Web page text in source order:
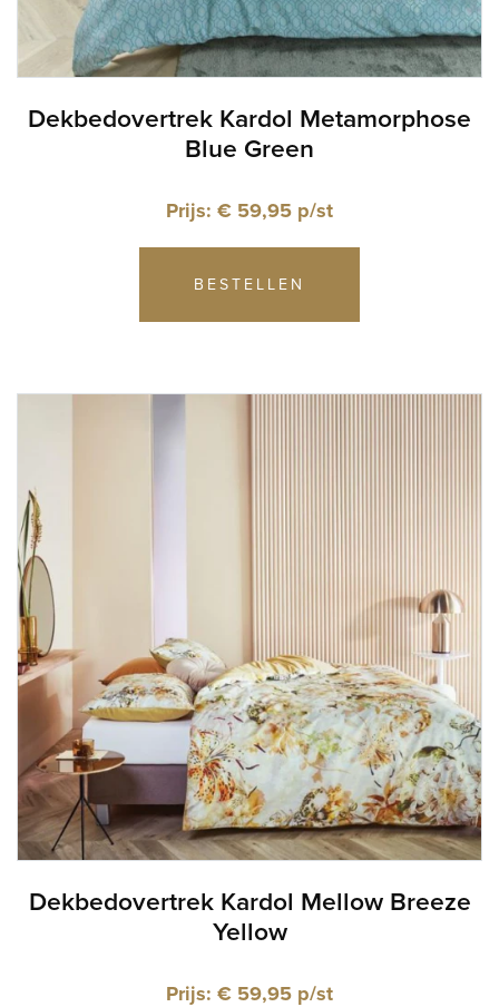
Dekbedovertrek Kardol Metamorphose
Blue Green
Prijs: € 59,95 p/st
BESTELLEN
Dekbedovertrek Kardol Mellow Breeze
Yellow
Prijs: € 59,95 p/st